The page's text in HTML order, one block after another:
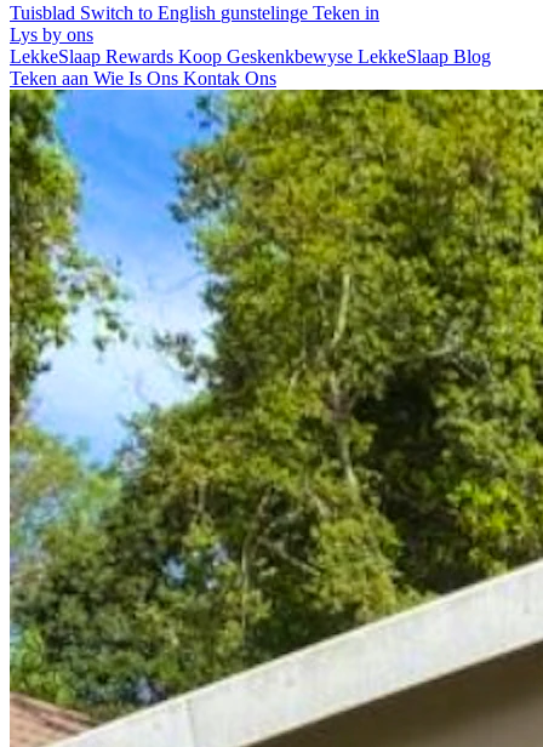
Tuisblad Switch to English gunstelinge Teken in
Lys by ons
LekkeSlaap Rewards Koop Geskenkbewyse LekkeSlaap Blog
Teken aan Wie Is Ons Kontak Ons